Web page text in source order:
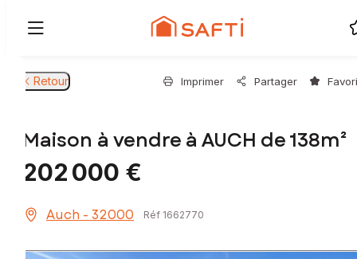
Retour Imprimer Partager
Maison à vendre à AUCH de 138m²
202 000 €
Auch - 32000 Réf 1662770